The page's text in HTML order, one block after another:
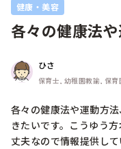
健康・美容
各々の健康法
ひさ
保育士, 幼稚園教諭, 保育
各々の健康法や運動方
きたいです。こうゆう
丈夫なので情報提供し